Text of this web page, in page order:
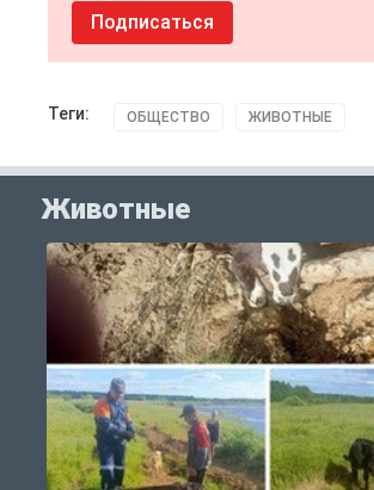
Подписаться
Теги: ОБЩЕСТВО ЖИВОТНЫЕ
Животные